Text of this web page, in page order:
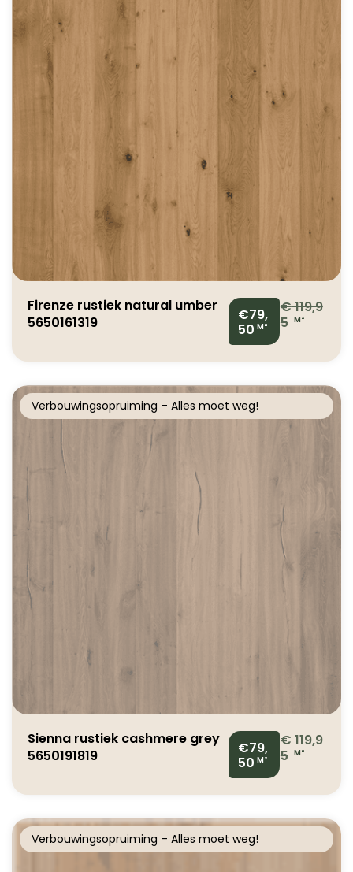
Firenze rustiek natural umber
5650161319
€79,
50 M²
€119,9
5 M²
Verbouwingsopruiming – Alles moet weg!
Sienna rustiek cashmere grey
5650191819
€79,
50 M²
€119,9
5 M²
Verbouwingsopruiming – Alles moet weg!